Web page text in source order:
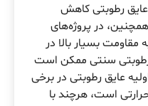
رطوبتی کاهش
در پروژه‌های
مقاومت بسیار بالا در
رطوبتی سنتی ممکن است
عایق رطوبتی در برخی
حرارتی است، هرچند با